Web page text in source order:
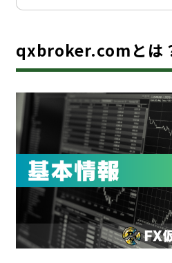
qxbroker.comとは